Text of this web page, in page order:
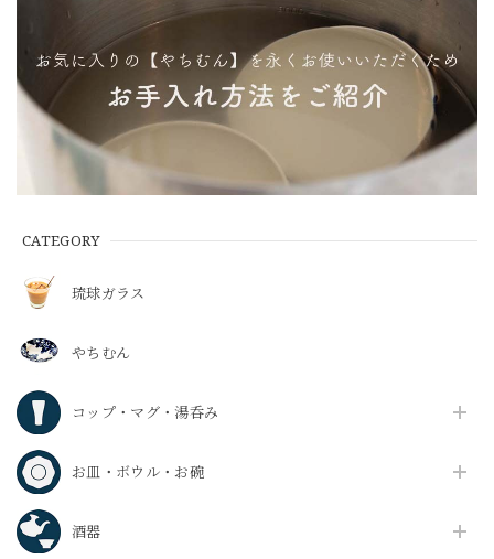
CATEGORY
琉球ガラス
やちむん
コップ・マグ・湯呑み
お皿・ボウル・お碗
酒器